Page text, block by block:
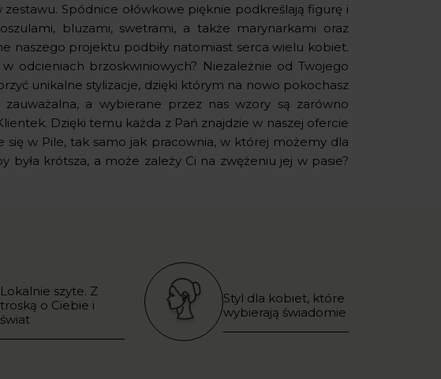
Spódnice ołówkowe pięknie podkreślają figurę i
bluzami, swetrami, a także marynarkami oraz
naszego projektu podbiły natomiast serca wielu kobiet.
odcieniach brzoskwiniowych? Niezależnie od Twojego
unikalne stylizacje, dzięki którym na nowo pokochasz
a wybierane przez nas wzory są zarówno
Dzięki temu każda z Pań znajdzie w naszej ofercie
się w Pile, tak samo jak pracownia, w której możemy dla
była krótsza, a może zależy Ci na zwężeniu jej w pasie?
Lokalnie szyte. Z
troską o Ciebie i
świat
Styl dla kobiet, które
wybierają świadomie